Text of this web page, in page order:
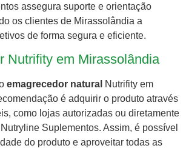
assegura suporte e orientação
os clientes de Mirassolândia a
de forma segura e eficiente.
Nutrifity em Mirassolândia
emagrecedor natural Nutrifity em
é adquirir o produto através
como lojas autorizadas ou diretamente
Suplementos. Assim, é possível
do produto e aproveitar todas as